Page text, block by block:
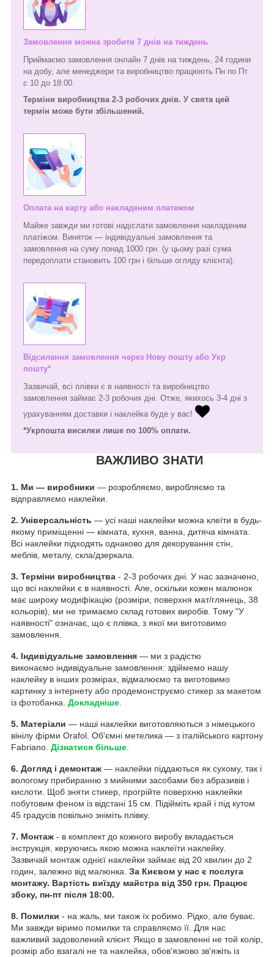
Замовлення можна зробити 7 днів на тиждень
Приймаємо замовлення онлайн 7 днів на тиждень, 24 години
на добу, але менеджери та виробництво працюють Пн по Пт
с 10 до 18:00.
Терміни виробництва 2-3 робочих днів. У свята цей
термін може бути збільшений.
Оплата на карту або накладеним платежом
Майже завжди ми готові надіслати замовлення накладеним
платіжом. Виняток — індивідуальні замовлення та
замовлення на суму понад 1000 грн. (у цьому разі сума
передоплати становить 100 грн і більше огляду клієнта).
Відсилання замовлення через Нову пошту або Укр
пошту*
Зазвичай, всі плівки є в наявності та виробництво
замовлення займає 2-3 робочих дні. Отже, якихось 3-4 дні з
урахуванням доставки і наклейка буде у вас!
*Укрпошта висилки лише по 100% оплати.
ВАЖЛИВО ЗНАТИ
1. Ми — виробники — розробляємо, виробляємо та
відправляємо наклейки.
2. Універсальність — усі наші наклейки можна клеїти в будь-
якому приміщенні — кімната, кухня, ванна, дитяча кімната.
Всі наклейки підходять однаково для декорування стін,
меблів, металу, скла/дзеркала.
3. Терміни виробництва - 2-3 робочих дні. У нас зазначено,
що всі наклейки є в наявності. Але, оскільки кожен малюнок
має широку модифікацію (розміри, поверхня мат/глянець, 38
кольорів), ми не тримаємо склад готових виробів. Тому "У
наявності" означає, що є плівка, з якої ми виготовимо
замовлення.
4. Індивідуальне замовлення — ми з радістю
виконаємо індивідуальне замовлення: здіймемо нашу
наклейку в інших розмірах, відмалюємо та виготовимо
картинку з інтернету або продемонструємо стикер за макетом
із фотобанка. Докладніше.
5. Матеріали — наші наклейки виготовляються з німецького
вінілу фірми Orafol. Об'ємні метелика — з італійського картону
Fabriano. Дізнатися більше.
6. Догляд і демонтаж — наклейки піддаються як сухому, так і
вологому прибиранню з мийними засобами без абразивів і
кислоти. Щоб зняти стикер, прогрійте поверхню наклейки
побутовим феном із відстані 15 см. Підійміть край і під кутом
45 градусів повільно зніміть плівку.
7. Монтаж - в комплект до кожного виробу вкладається
інструкція, керуючись якою можна наклеїти наклейку.
Зазвичай монтаж однієї наклейки займає від 20 хвилин до 2
годин, залежно від малюнка. За Києвом у нас є послуга
монтажу. Вартість виїзду майстра від 350 грн. Працює
збоку, пн-пт після 18:00.
8. Помилки - на жаль, ми також їх робимо. Рідко, але буває.
Ми завжди віримо помилки та справляємо її. Для нас
важливий задоволений клієнт. Якщо в замовленні не той колір,
розмір або взагалі не та наклейка, обов'язково зв'яжіть із